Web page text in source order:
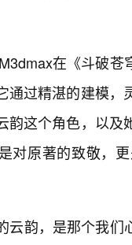
在《斗破
通过精湛的建模
韵这个角色，以
对原著的致敬，
云韵，是那个我